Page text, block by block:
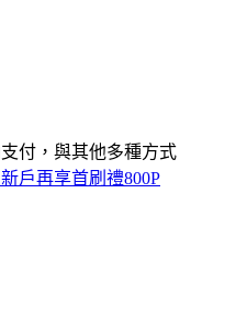
付，與其他多種方式
戶再享首刷禮800P